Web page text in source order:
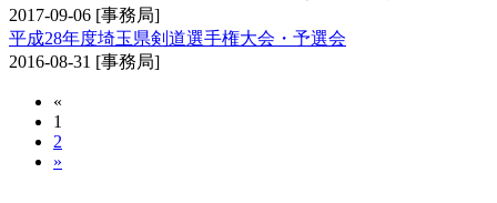
2017-09-06 [事務局]
平成28年度埼玉県剣道選手権大会・予選会
2016-08-31 [事務局]
«
1
2
»